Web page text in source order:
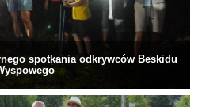
spotkania odkrywców Beskidu